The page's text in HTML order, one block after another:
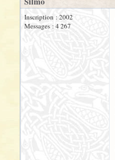
Inscription : 2002
Messages : 4 267